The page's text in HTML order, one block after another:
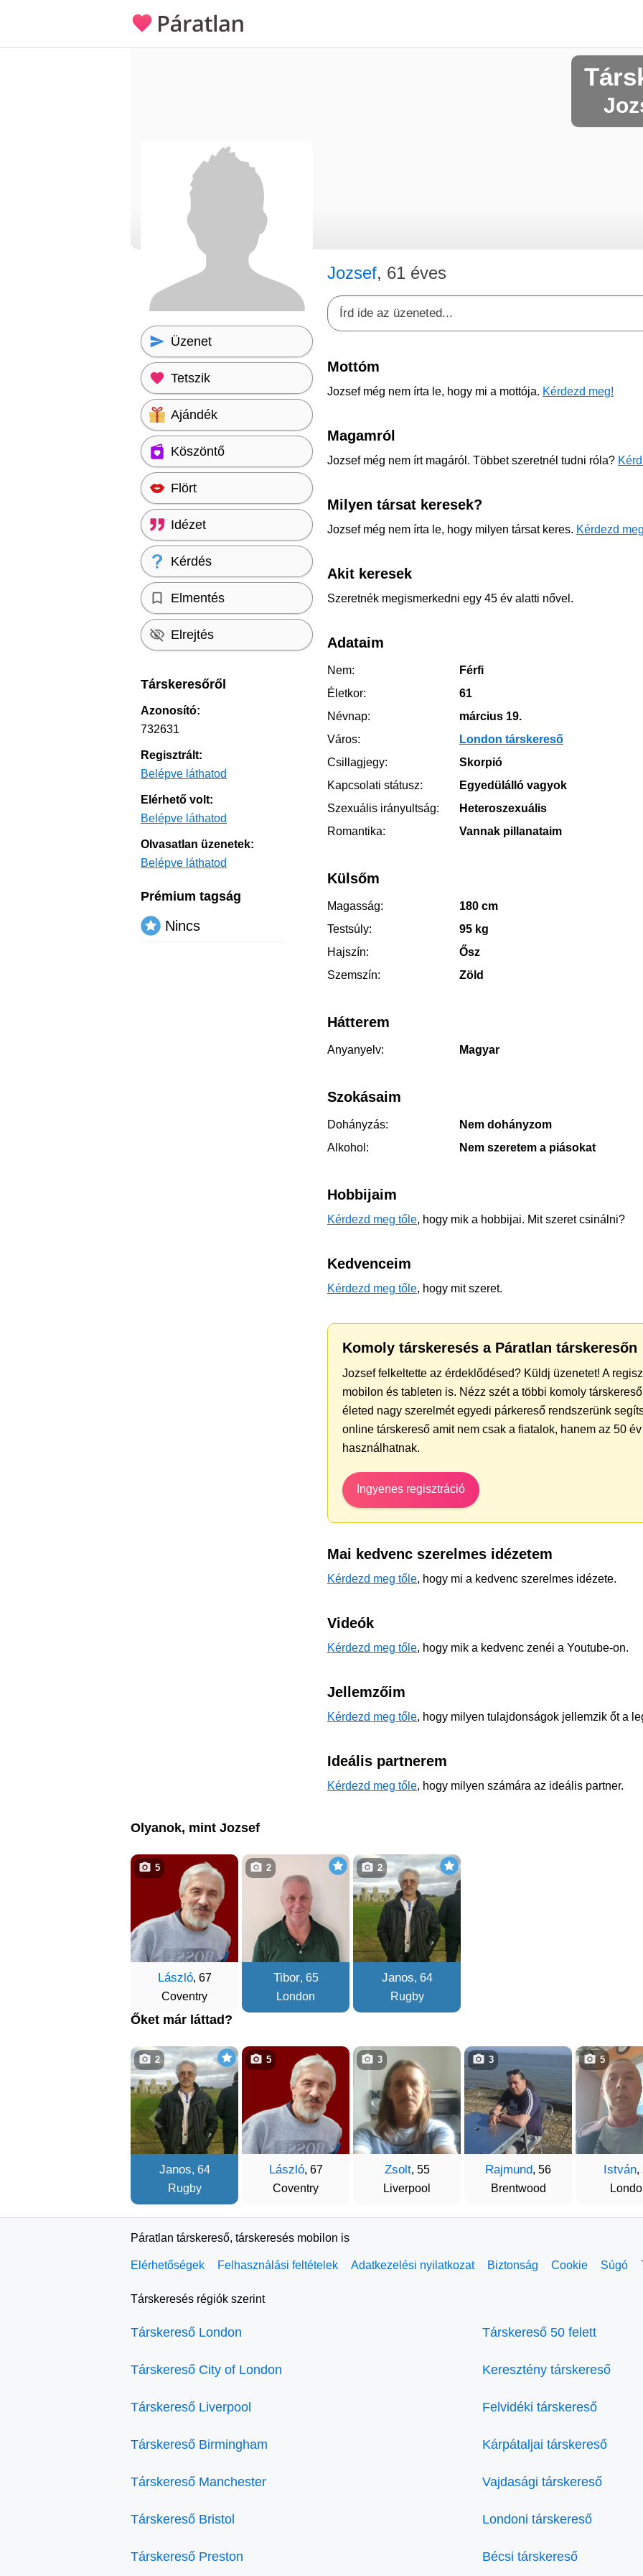
Jozsef, 61 éves
Mottóm
Jozsef még nem írta le, hogy mi a mottója. Kérdezd meg!
Magamról
Jozsef még nem írt magáról. Többet szeretnél tudni róla?
Milyen társat keresek?
Jozsef még nem írta le, hogy milyen társat keres. Kérdezd
Akit keresek
Szeretnék megismerkedni egy 45 év alatti nővel.
Adataim
Nem:
Férfi
Életkor:
61
Névnap:
március 19.
Város:
London társkereső
Csillagjegy:
Skorpió
Kapcsolati státusz:
Egyedülálló vagyok
Szexuális irányultság:
Heteroszexuális
Romantika:
Vannak pillanataim
Külsőm
Magasság:
180 cm
Testsúly:
95 kg
Hajszín:
Ősz
Szemszín:
Zöld
Hátterem
Anyanyelv: Magyar
Szokásaim
Dohányzás:
Nem dohányzom
Alkohol:
Nem szeretem a piásokat
Hobbijaim
Kérdezd meg tőle, hogy mik a hobbijai. Mit szeret csinálni?
Kedvenceim
Kérdezd meg tőle, hogy mit szeret.
Komoly társkeresés a Páratlan társkeresőn
Jozsef felkeltette az érdeklődésed? Küldj üzenetet! A
mobilon és tableten is. Nézz szét a többi komoly
életed nagy szerelmét egyedi párkereső rendszerünk
online társkereső amit nem csak a fiatalok, hanem az 50
használhatnak.
Ingyenes regisztráció
Mai kedvenc szerelmes idézetem
Kérdezd meg tőle, hogy mi a kedvenc szerelmes idézete.
Videók
Kérdezd meg tőle, hogy mik a kedvenc zenéi a Youtube-on.
Jellemzőim
Kérdezd meg tőle, hogy milyen tulajdonságok jellemzik őt a
Ideális partnerem
Kérdezd meg tőle, hogy milyen számára az ideális partner.
Üzenet
Tetszik
Ajándék
Köszöntő
Flört
Idézet
Kérdés
Elmentés
Elrejtés
Társkeresőről
Azonosító:
732631
Regisztrált:
Belépve láthatod
Elérhető volt:
Belépve láthatod
Olvasatlan üzenetek:
Belépve láthatod
Prémium tagság
Nincs
Olyanok, mint Jozsef
László, 67
Coventry
5
Tibor, 65
London
2
Janos, 64
Rugby
2
Őket már láttad?
Janos, 64
Rugby
2
László, 67
Coventry
5
Zsolt, 55
Liverpool
3
Rajmund, 56
Brentwood
3
István,
5
Páratlan társkereső, társkeresés mobilon is
Elérhetőségek Felhasználási feltételek Adatkezelési nyilatkozat Biztonság Cookie Súgó
Társkeresés régiók szerint
Társkereső London
Társkereső City of London
Társkereső Liverpool
Társkereső Birmingham
Társkereső Manchester
Társkereső Bristol
Társkereső Preston
Társkereső 50 felett
Keresztény társkereső
Felvidéki társkereső
Kárpátaljai társkereső
Vajdasági társkereső
Londoni társkereső
Bécsi társkereső